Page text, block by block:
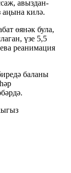
авыздан-
аңына килә.
өянәк була,
үзе 5,5
реанимация
баланы